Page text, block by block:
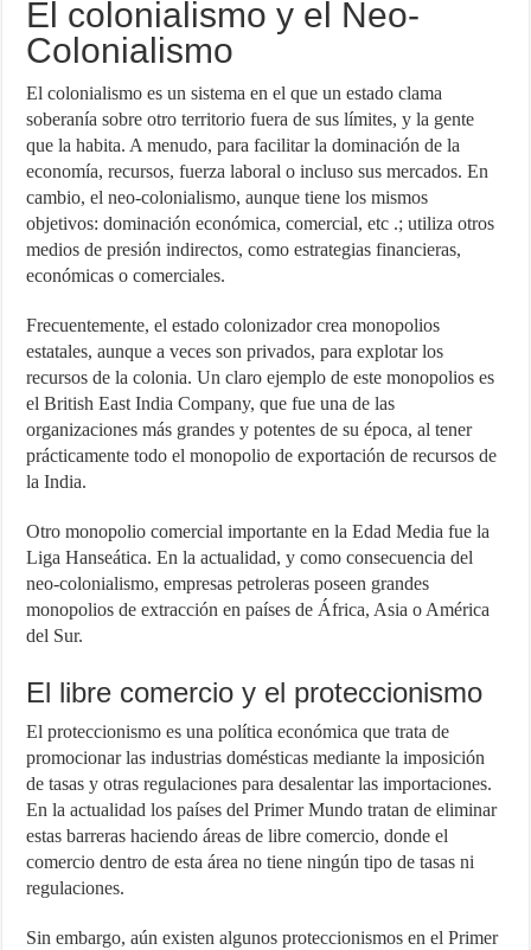
El colonialismo y el Neo-
Colonialismo
El colonialismo es un sistema en el que un estado clama
soberanía sobre otro territorio fuera de sus límites, y la gente
que la habita. A menudo, para facilitar la dominación de la
economía, recursos, fuerza laboral o incluso sus mercados. En
cambio, el neo-colonialismo, aunque tiene los mismos
objetivos: dominación económica, comercial, etc .; utiliza otros
medios de presión indirectos, como estrategias financieras,
económicas o comerciales.
Frecuentemente, el estado colonizador crea monopolios
estatales, aunque a veces son privados, para explotar los
recursos de la colonia. Un claro ejemplo de este monopolios es
el British East India Company, que fue una de las
organizaciones más grandes y potentes de su época, al tener
prácticamente todo el monopolio de exportación de recursos de
la India.
Otro monopolio comercial importante en la Edad Media fue la
Liga Hanseática. En la actualidad, y como consecuencia del
neo-colonialismo, empresas petroleras poseen grandes
monopolios de extracción en países de África, Asia o América
del Sur.
El libre comercio y el proteccionismo
El proteccionismo es una política económica que trata de
promocionar las industrias domésticas mediante la imposición
de tasas y otras regulaciones para desalentar las importaciones.
En la actualidad los países del Primer Mundo tratan de eliminar
estas barreras haciendo áreas de libre comercio, donde el
comercio dentro de esta área no tiene ningún tipo de tasas ni
regulaciones.
Sin embargo, aún existen algunos proteccionismos en el Primer